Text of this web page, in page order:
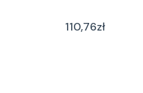
110,76zł